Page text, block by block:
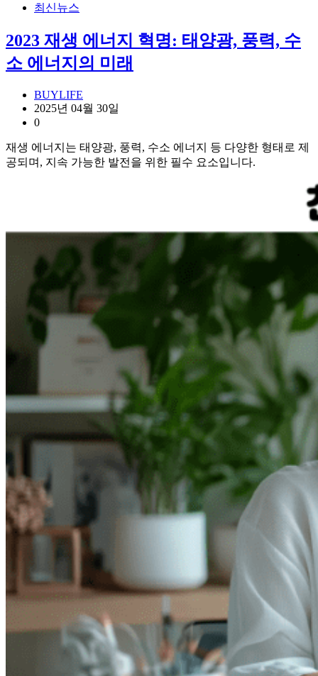
최신뉴스
2023 재생 에너지 혁명: 태양광, 풍력, 수
소 에너지의 미래
BUYLIFE
2025년 04월 30일
0
재생 에너지는 태양광, 풍력, 수소 에너지 등 다양한 형태로 제
공되며, 지속 가능한 발전을 위한 필수 요소입니다.